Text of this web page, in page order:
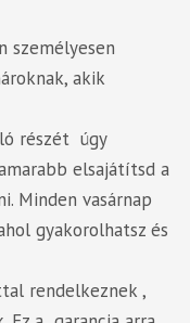
személyesen
akik
részét úgy
elsajátítsd a
Minden vasárnap
gyakorolhatsz és
rendelkeznek ,